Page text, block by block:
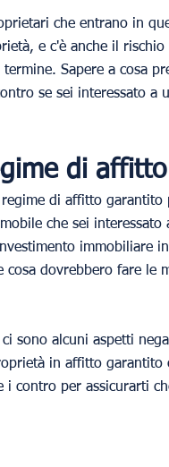
che entrano in
e c'è anche il
Sapere a cosa
se sei interessato
di
di affitto
che sei
immobiliare
cosa dovrebbero fare
sono alcuni aspetti
in affitto
i contro per assicurarti